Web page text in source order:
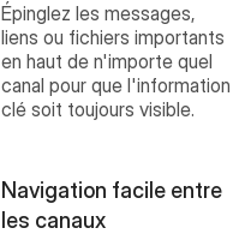
Épinglez les messages,
liens ou fichiers importants
en haut de n'importe quel
canal pour que l'information
clé soit toujours visible.
Navigation facile entre
les canaux